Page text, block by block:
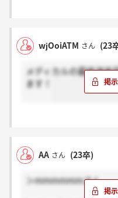
wjOoiATM さん (23
メディカルの最終選考
ます！
AA さん (23卒)
＞mmmmmmさん